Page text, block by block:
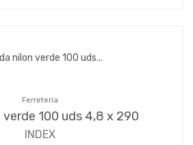
Ferretería
verde 100 uds 4,8 x 290
INDEX